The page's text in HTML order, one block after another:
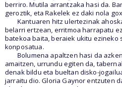
berriro. Mutila arrantzaka hasi da.
geroztik, eta Rakelek ez daki nola
Kantuaren hitz ulertezinak
belarri ertzean, erritmoa harrapatu
batekoa baita, beraiek ukitu ezineko
konposatua.
Bolumena apaltzen hasi da
amaitzen, urrundu egiten da,
denak bildu eta bueltan disko-
jarraitu dio. Gloria Gaynor entzuten